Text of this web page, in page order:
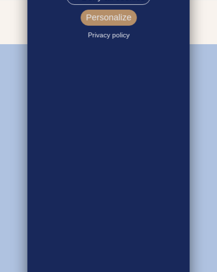
Personalize
Privacy policy